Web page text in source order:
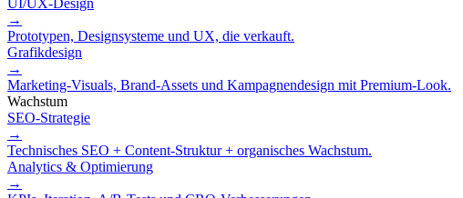
UI/UX-Design
→
Prototypen, Designsysteme und UX, die verkauft.
Grafikdesign
→
Marketing-Visuals, Brand-Assets und Kampagnendesign mit Premium-Look.
Wachstum
SEO-Strategie
→
Technisches SEO + Content-Struktur + organisches Wachstum.
Analytics & Optimierung
→